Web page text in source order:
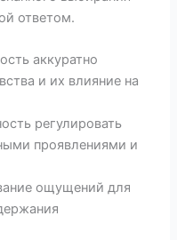
ответом.
аккуратно
и их влияние на
регулировать
проявлениями и
ощущений для